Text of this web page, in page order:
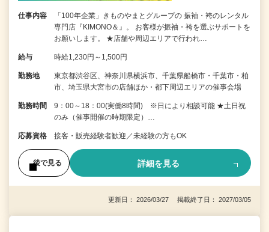
仕事内容
「100年企業」きものやまとグループの 振袖・袴のレンタル
専門店『KIMONO＆』。 お客様が振袖・袴を選ぶサポートを
お願いします。 ★店舗や周辺エリアで行われ…
給与 時給1,230円～1,500円
勤務地
東京都渋谷区、神奈川県横浜市、千葉県船橋市・千葉市・柏
市、埼玉県大宮市の店舗ほか・都下周辺エリアの催事会場
勤務時間
9：00～18：00(実働8時間) ※日により相談可能 ★土日祝
のみ（催事開催の時期限定）…
応募資格 接客・販売経験者歓迎／未経験の方もOK
後で見る 詳細を見る
更新日： 2026/03/27 掲載終了日： 2027/03/05